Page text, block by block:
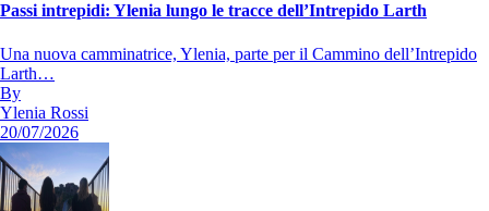
Passi intrepidi: Ylenia lungo le tracce dell’Intrepido Larth
Una nuova camminatrice, Ylenia, parte per il Cammino dell’Intrepido
Larth…
By
Ylenia Rossi
20/07/2026